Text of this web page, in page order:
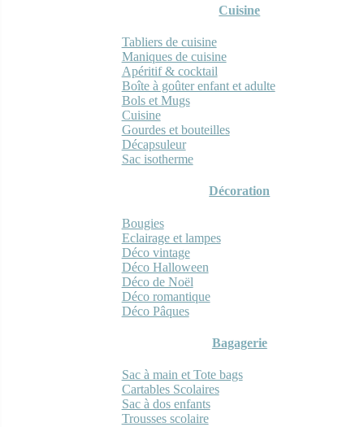
Cuisine
Tabliers de cuisine
Maniques de cuisine
Apéritif & cocktail
Boîte à goûter enfant et adulte
Bols et Mugs
Cuisine
Gourdes et bouteilles
Décapsuleur
Sac isotherme
Décoration
Bougies
Eclairage et lampes
Déco vintage
Déco Halloween
Déco de Noël
Déco romantique
Déco Pâques
Bagagerie
Sac à main et Tote bags
Cartables Scolaires
Sac à dos enfants
Trousses scolaire